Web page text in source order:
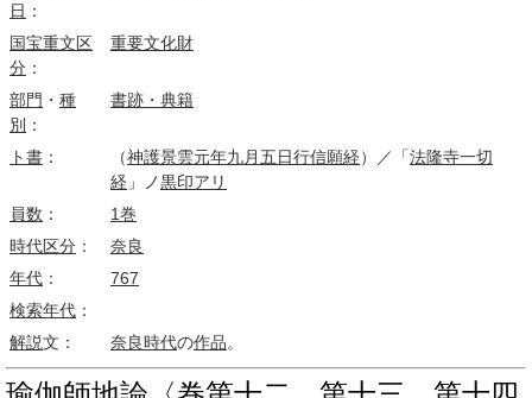
日 ：
国宝重文区
分 ：
重要文化財
部門 ・ 種
別 ：
書跡・典籍
ト書 ： （神護景雲元年九月五日行信願経）／「法隆寺一切
経 」ノ黒印アリ
員数 ：
1巻
時代区分 ：
奈良
年代 ：
767
検索年代 ：
解説文： 奈良時代の作品。